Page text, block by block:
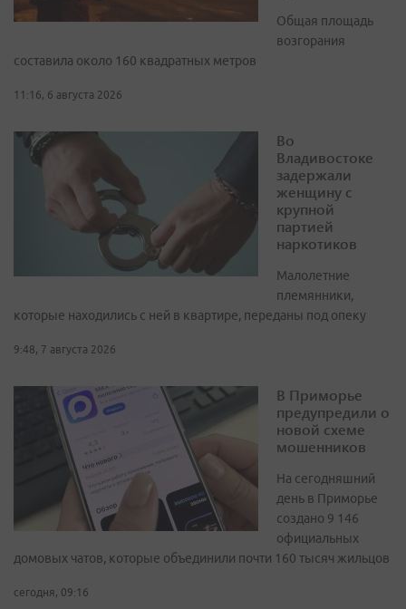
Общая площадь
возгорания
составила около 160 квадратных метров
11:16, 6 августа 2026
Во
Владивостоке
задержали
женщину с
крупной
партией
наркотиков
Малолетние
племянники,
которые находились с ней в квартире, переданы под опеку
9:48, 7 августа 2026
В Приморье
предупредили о
новой схеме
мошенников
На сегодняшний
день в Приморье
создано 9 146
официальных
домовых чатов, которые объединили почти 160 тысяч жильцов
сегодня, 09:16